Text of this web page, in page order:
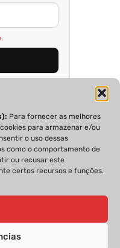
Para fornecer as melhores
para armazenar e/ou
o uso dessas
como o comportamento de
ou recusar este
certos recursos e funções.
ESTATUTO EDITORIAL